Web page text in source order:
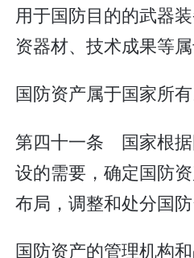
用于国防目的的武器
资器材、技术成果等属
国防资产属于国家所有
第四十一条 国家根据
设的需要，确定国防
布局，调整和处分国防
国防资产的管理机构